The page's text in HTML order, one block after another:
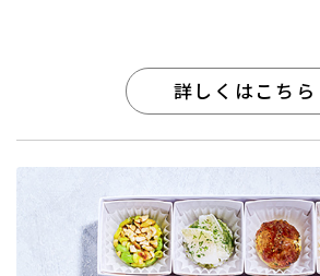
詳しくはこちら